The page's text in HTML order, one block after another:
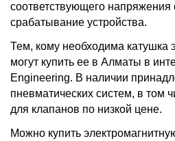
соответствующего напряжения
срабатывание устройства.
Тем, кому необходима катушка
могут купить ее в Алматы в
Engineering. В наличии
пневматических систем, в том
для клапанов по низкой цене.
Можно купить